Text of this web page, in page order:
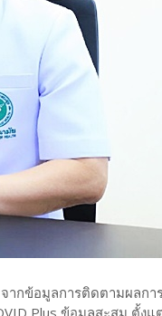
จากข้อมูลการติดตามผลกา
Plus ข้อมูลสะสม ตั้ง